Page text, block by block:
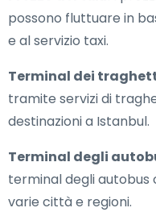
possono fluttuare in
e al servizio taxi.
Terminal dei
tramite servizi di
destinazioni a Istanbul.
Terminal degli
terminal degli autobus
varie città e regioni.